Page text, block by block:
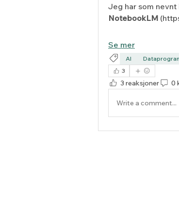
NotebookLM
Se mer
AI
3
3 reaksjoner 0
Write a comment...